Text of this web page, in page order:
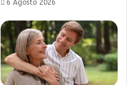
6 Agosto 2026